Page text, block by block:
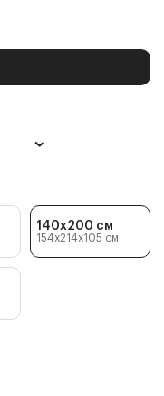
140x200 см
154x214x105 см